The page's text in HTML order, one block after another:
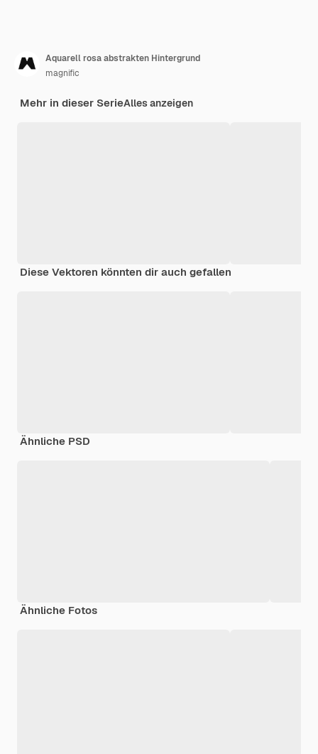
Aquarell rosa abstrakten Hintergrund
magnific
Mehr in dieser SerieAlles anzeigen
Diese Vektoren könnten dir auch gefallen
Ähnliche PSD
Ähnliche Fotos